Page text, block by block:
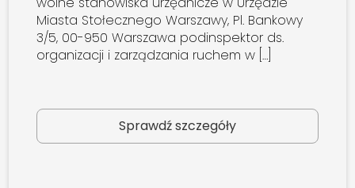
Miasta Stołecznego Warszawy, Pl. Bankowy
3/5, 00-950 Warszawa podinspektor ds.
organizacji i zarządzania ruchem w […]
Sprawdź szczegóły